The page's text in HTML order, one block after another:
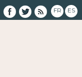
FR ES